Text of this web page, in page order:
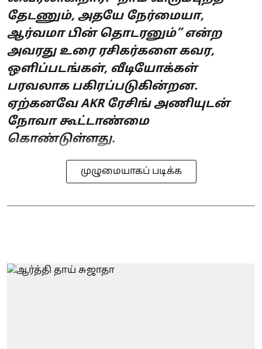
தேடணும், அதயே நேர்மையா,
ஆர்வமா பின் தொடரனும்” என்ற
அவரது உரை ரசிகர்களை கவர,
ஒளிப்படங்கள், வீடியோக்கள்
பரவலாக பகிரப்படுகின்றன.
ஏற்கனவே AKR ரேசிங் அணியுடன்
நோவா கூட்டாண்மை
கொண்டுள்ளது.
முழுமையாகப் படிக்க